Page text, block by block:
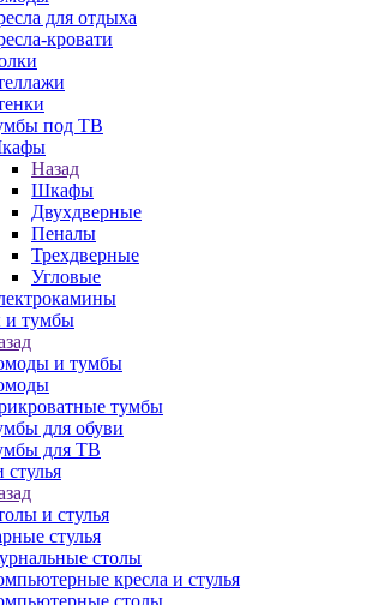
для отдыха
кровати
под ТВ
Назад
Шкафы
Двухдверные
Пеналы
Трехдверные
Угловые
и тумбы
и тумбы
тумбы
для обуви
для ТВ
и стулья
стулья
столы
кресла и стулья
столы